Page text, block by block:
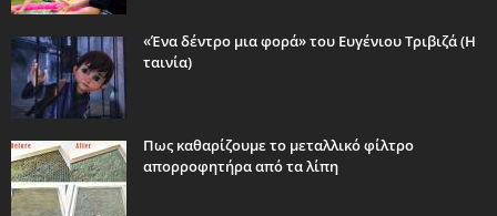
«Ένα δέντρο μια φορά» του Ευγένιου Τριβιζά (Η
ταινία)
Πως καθαρίζουμε το μεταλλικό φίλτρο
απορροφητήρα από τα λίπη